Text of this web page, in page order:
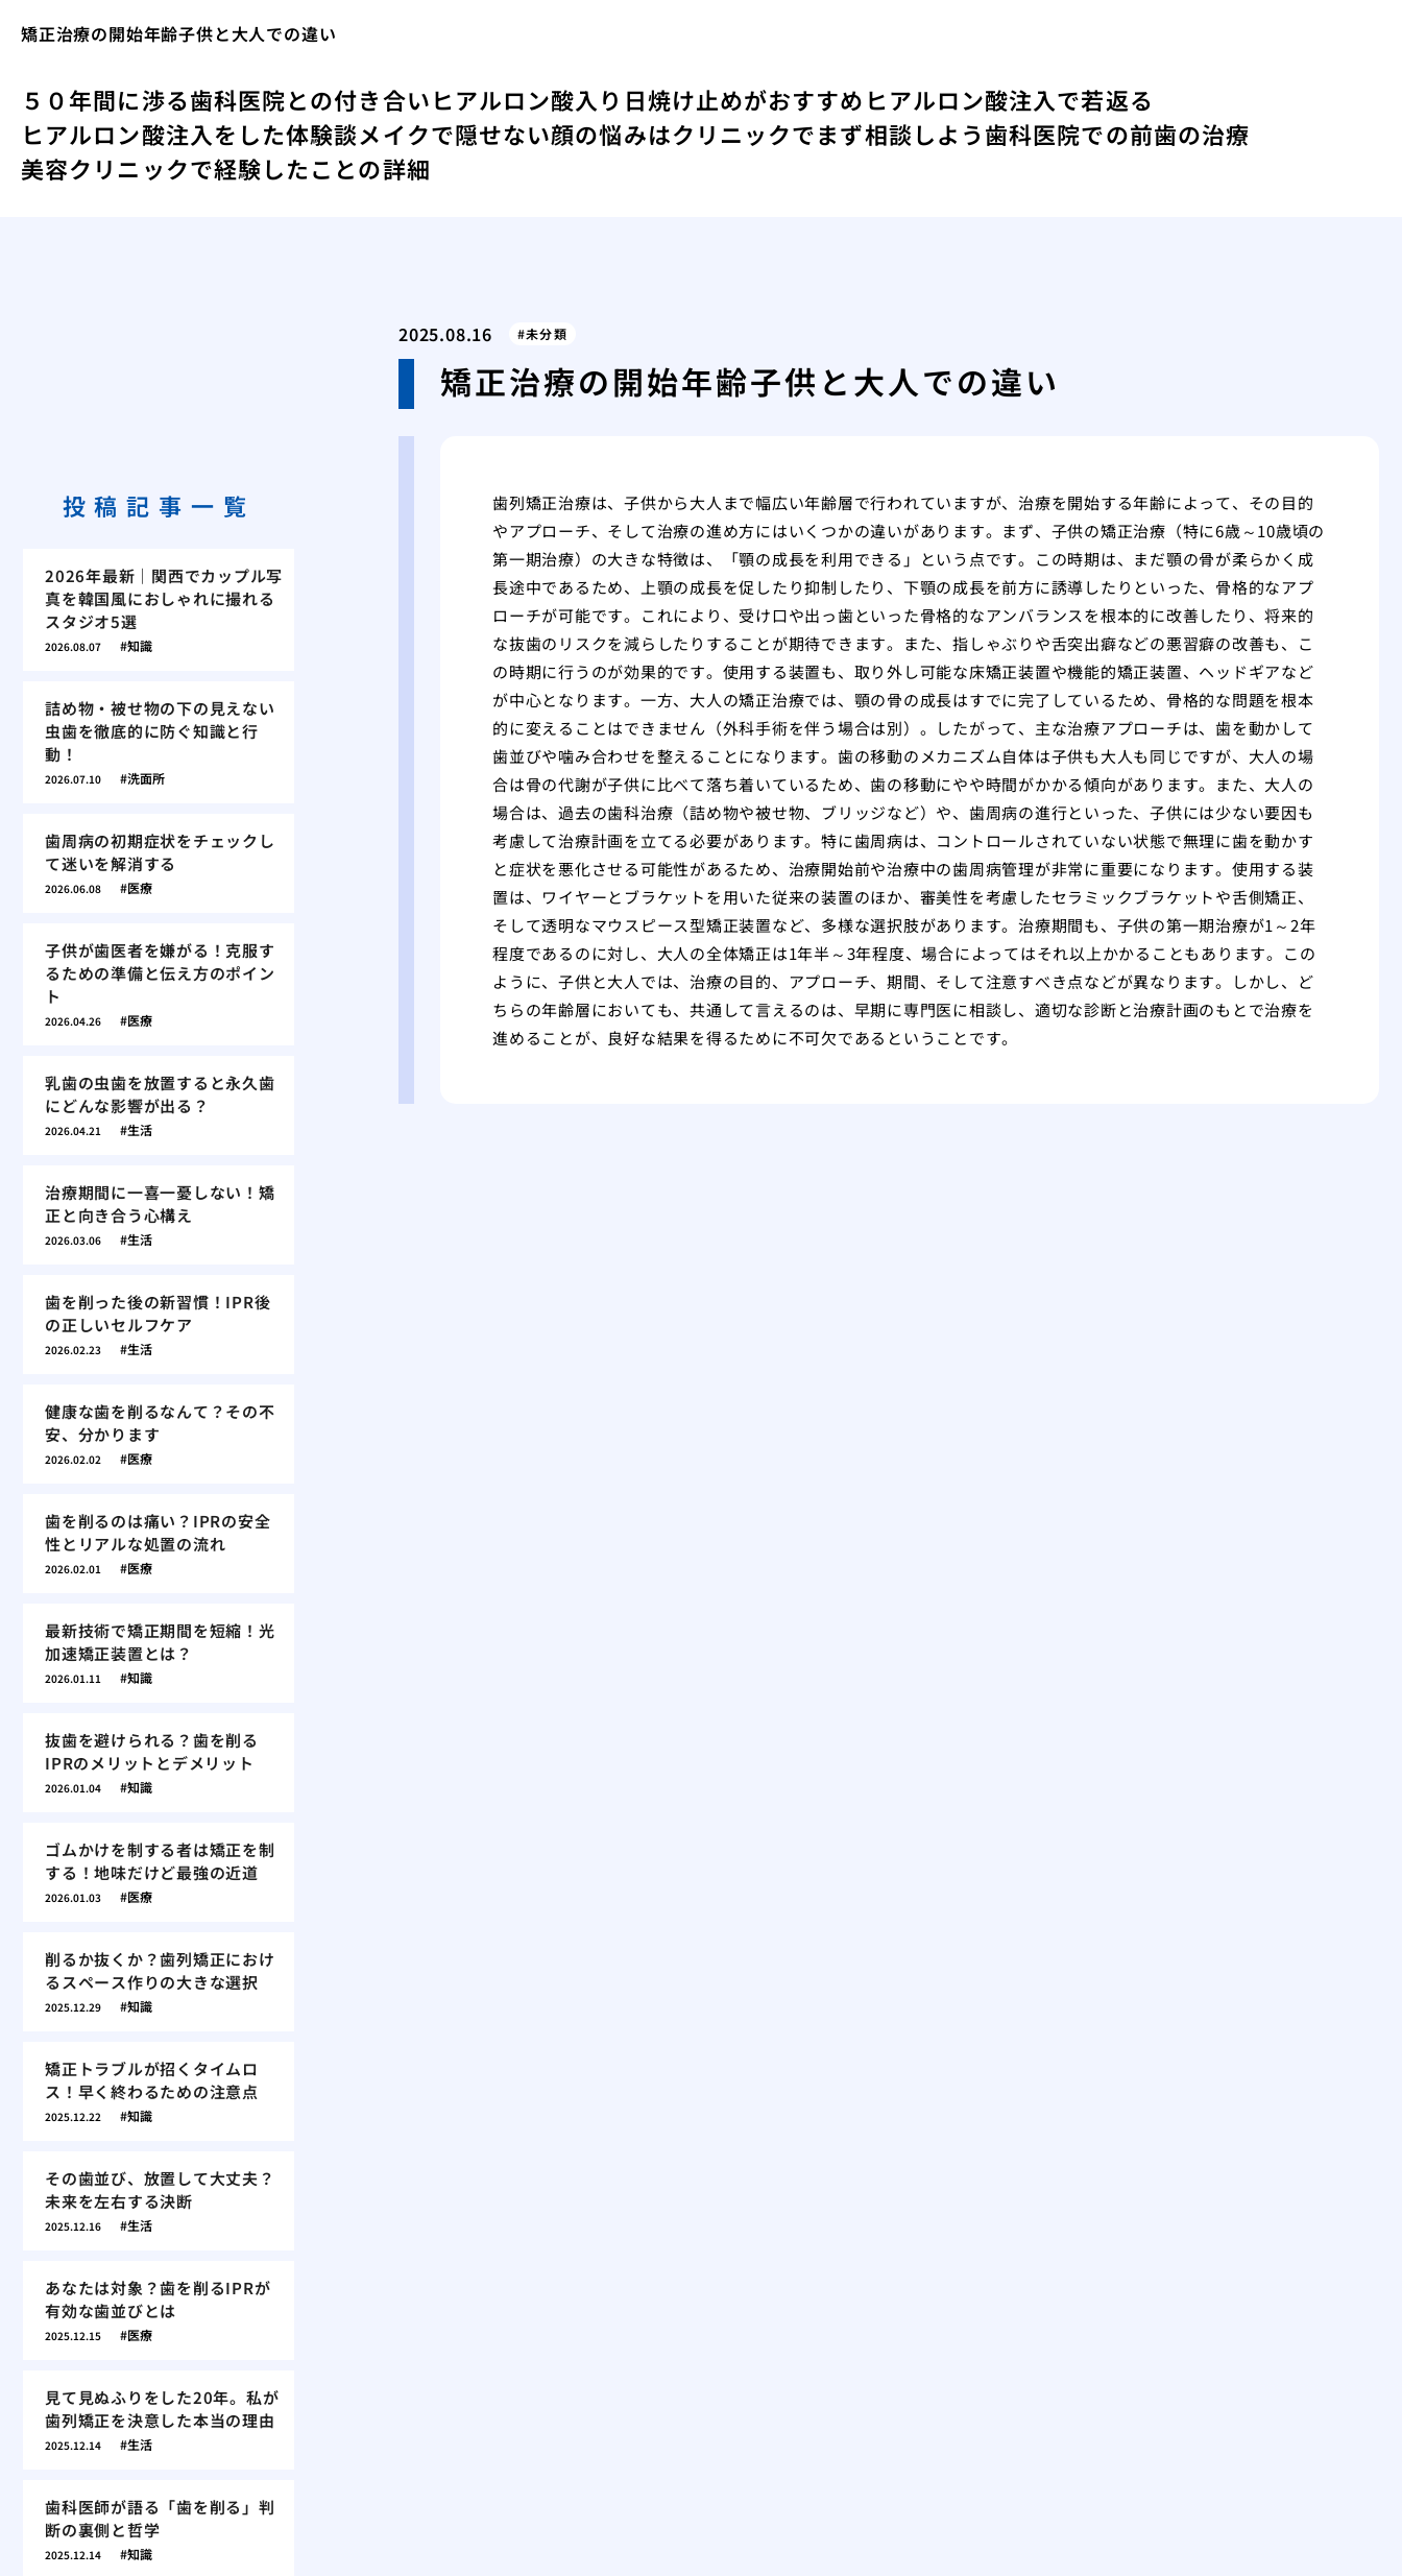
矯正治療の開始年齢子供と大人での違い
５０年間に渉る歯科医院との付き合いヒアルロン酸入り日焼け止めがおすすめ ヒアルロン酸注入で若返る
ヒアルロン酸注入をした体験談メイクで隠せない顔の悩みはクリニックでまず相談しよう歯科医院での前歯の治療
美容クリニックで経験したことの詳細
2025.08.16 未分類
矯正治療の開始年齢子供と大人での違い
歯列矯正治療は、子供から大人まで幅広い年齢層で行われていますが、治療を開始する年齢によって、その目的
やアプローチ、そして治療の進め方にはいくつかの違いがあります。まず、子供の矯正治療（特に6歳～10歳頃の
第一期治療）の大きな特徴は、「顎の成長を利用できる」という点です。この時期は、まだ顎の骨が柔らかく成
長途中であるため、上顎の成長を促したり抑制したり、下顎の成長を前方に誘導したりといった、骨格的なアプ
ローチが可能です。これにより、受け口や出っ歯といった骨格的なアンバランスを根本的に改善したり、将来的
な抜歯のリスクを減らしたりすることが期待できます。また、指しゃぶりや舌突出癖などの悪習癖の改善も、こ
の時期に行うのが効果的です。使用する装置も、取り外し可能な床矯正装置や機能的矯正装置、ヘッドギアなど
が中心となります。一方、大人の矯正治療では、顎の骨の成長はすでに完了しているため、骨格的な問題を根本
的に変えることはできません（外科手術を伴う場合は別）。したがって、主な治療アプローチは、歯を動かして
歯並びや噛み合わせを整えることになります。歯の移動のメカニズム自体は子供も大人も同じですが、大人の場
合は骨の代謝が子供に比べて落ち着いているため、歯の移動にやや時間がかかる傾向があります。また、大人の
場合は、過去の歯科治療（詰め物や被せ物、ブリッジなど）や、歯周病の進行といった、子供には少ない要因も
考慮して治療計画を立てる必要があります。特に歯周病は、コントロールされていない状態で無理に歯を動かす
と症状を悪化させる可能性があるため、治療開始前や治療中の歯周病管理が非常に重要になります。使用する装
置は、ワイヤーとブラケットを用いた従来の装置のほか、審美性を考慮したセラミックブラケットや舌側矯正、
そして透明なマウスピース型矯正装置など、多様な選択肢があります。治療期間も、子供の第一期治療が1～2年
程度であるのに対し、大人の全体矯正は1年半～3年程度、場合によってはそれ以上かかることもあります。この
ように、子供と大人では、治療の目的、アプローチ、期間、そして注意すべき点などが異なります。しかし、ど
ちらの年齢層においても、共通して言えるのは、早期に専門医に相談し、適切な診断と治療計画のもとで治療を
進めることが、良好な結果を得るために不可欠であるということです。
投稿記事一覧
2026年最新｜関西でカップル写
真を韓国風におしゃれに撮れる
スタジオ5選
2026.08.07 知識
詰め物・被せ物の下の見えない
虫歯を徹底的に防ぐ知識と行
動！
2026.07.10 洗面所
歯周病の初期症状をチェックし
て迷いを解消する
2026.06.08 医療
子供が歯医者を嫌がる！克服す
るための準備と伝え方のポイン
ト
2026.04.26 医療
乳歯の虫歯を放置すると永久歯
にどんな影響が出る？
2026.04.21 生活
治療期間に一喜一憂しない！矯
正と向き合う心構え
2026.03.06 生活
歯を削った後の新習慣！IPR後
の正しいセルフケア
2026.02.23 生活
健康な歯を削るなんて？その不
安、分かります
2026.02.02 医療
歯を削るのは痛い？IPRの安全
性とリアルな処置の流れ
2026.02.01 医療
最新技術で矯正期間を短縮！光
加速矯正装置とは？
2026.01.11 知識
抜歯を避けられる？歯を削る
IPRのメリットとデメリット
2026.01.04 知識
ゴムかけを制する者は矯正を制
する！地味だけど最強の近道
2026.01.03 医療
削るか抜くか？歯列矯正におけ
るスペース作りの大きな選択
2025.12.29 知識
矯正トラブルが招くタイムロ
ス！早く終わるための注意点
2025.12.22 知識
その歯並び、放置して大丈夫？
未来を左右する決断
2025.12.16 生活
あなたは対象？歯を削るIPRが
有効な歯並びとは
2025.12.15 医療
見て見ぬふりをした20年。私が
歯列矯正を決意した本当の理由
2025.12.14 生活
歯科医師が語る「歯を削る」判
断の裏側と哲学
2025.12.14 知識